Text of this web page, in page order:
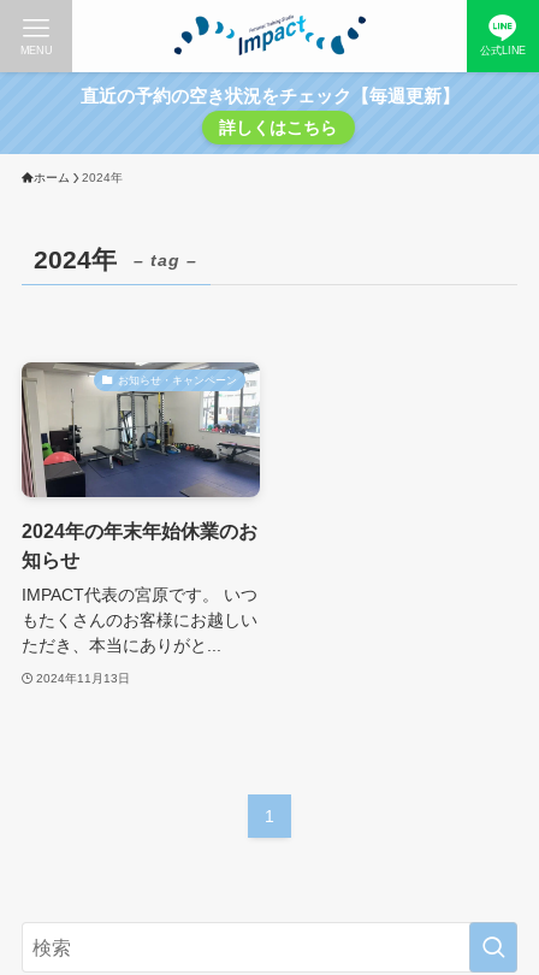
公式LINE
MENU
直近の予約の空き状況をチェック【毎週更新】
詳しくはこちら
ホーム 2024年
2024年 – tag –
お知らせ・キャンペーン
2024年の年末年始休業のお
知らせ
IMPACT代表の宮原です。 いつ
もたくさんのお客様にお越しい
ただき、本当にありがと...
2024年11月13日
1